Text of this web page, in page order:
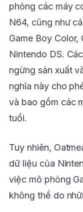
phỏng các máy
N64, cũng như
Game Boy Color,
Nintendo DS.
ngừng sản xuất
nghĩa này cho
và bao gồm các
tuổi.
Tuy nhiên,
dữ liệu của
việc mô phỏng
không thể do